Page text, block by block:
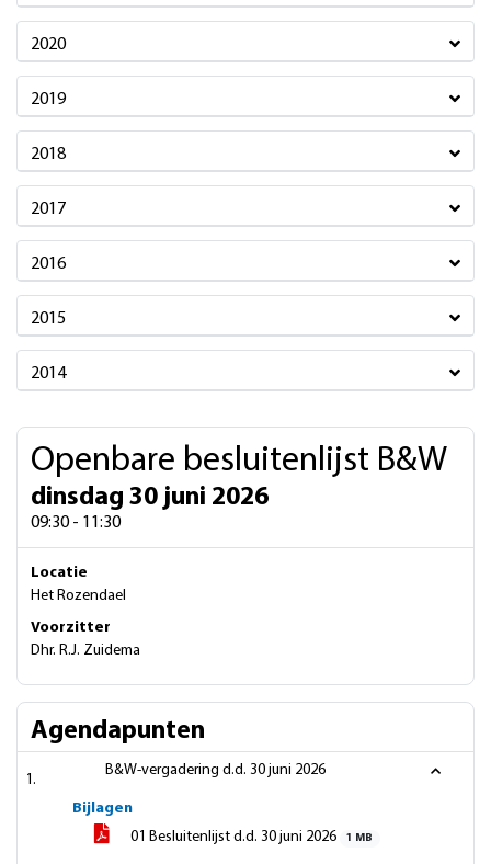
2020
2019
2018
2017
2016
2015
2014
Openbare besluitenlijst B&W
dinsdag 30 juni 2026
09:30 - 11:30
Locatie
Het Rozendael
Voorzitter
Dhr. R.J. Zuidema
Agendapunten
B&W-vergadering d.d. 30 juni 2026
Bijlagen
01 Besluitenlijst d.d. 30 juni 2026
1 MB